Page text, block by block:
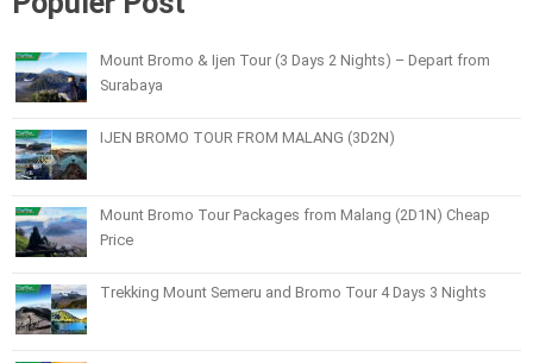
Mount Bromo & Ijen Tour (3 Days 2 Nights) – Depart from
Surabaya
IJEN BROMO TOUR FROM MALANG (3D2N)
Mount Bromo Tour Packages from Malang (2D1N) Cheap
Price
Trekking Mount Semeru and Bromo Tour 4 Days 3 Nights